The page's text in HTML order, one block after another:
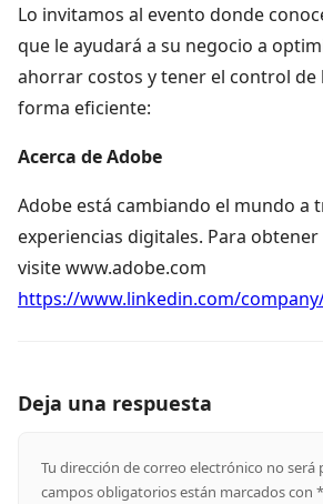
Lo invitamos al evento donde
que le ayudará a su negocio a
ahorrar costos y tener el control de
forma eficiente:
Acerca de Adobe
Adobe está cambiando el mundo a
experiencias digitales. Para
visite www.adobe.com
https://www.linkedin.com/
Deja una respuesta
Tu dirección de correo electrónico no será
campos obligatorios están marcados con *